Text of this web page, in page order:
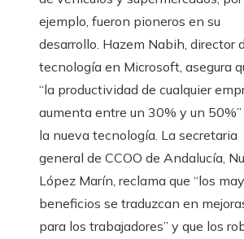
ejemplo, fueron pioneros en su
desarrollo. Hazem Nabih, director
tecnología en Microsoft, asegura
“la productividad de cualquier
aumenta entre un 30% y un 50%”
la nueva tecnología. La secretaria
general de CCOO de Andalucía,
López Marín, reclama que “los
beneficios se traduzcan en
para los trabajadores” y que los